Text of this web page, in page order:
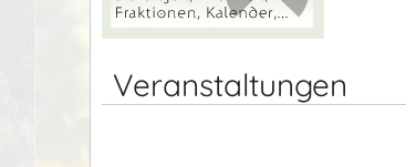
Veranstaltungen